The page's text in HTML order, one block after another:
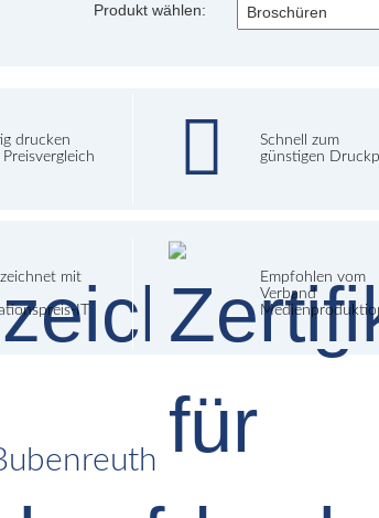
Produkt wählen:
drucken
Schnell zum
günstigen
mit
IT
Empfohlen vom
Verband